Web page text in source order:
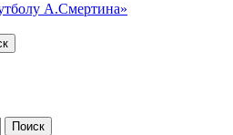
А.Смертина»